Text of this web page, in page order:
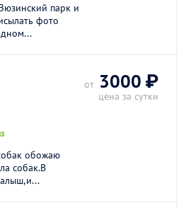
парк и
фото
обожаю
собак.В
от 3000 ₽
цена за сутки